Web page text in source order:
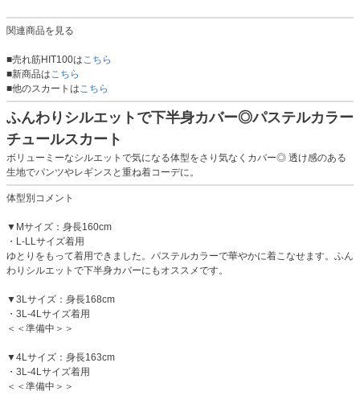
関連商品を見る
■売れ筋HIT100は こちら
■新商品は こちら
■他のスカートは こちら
ふんわりシルエットで下半身カバー◎パステルカラー
チュールスカート
ボリューミーなシルエットで気になる体型をさり気なくカバー◎ 透け感のある
生地でパンツやレギンスと重ね着コーデに。
体型別コメント
▼Mサイズ：身長160cm
・L-LLサイズ着用
ゆとりをもって着用できました。パステルカラーで華やかに着こなせます。ふん
わりシルエットで下半身カバーにもオススメです。
▼3Lサイズ：身長168cm
・3L-4Lサイズ着用
＜＜準備中＞＞
▼4Lサイズ：身長163cm
・3L-4Lサイズ着用
＜＜準備中＞＞